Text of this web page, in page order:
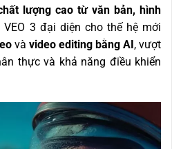
lượng cao từ văn bản, hình
VEO 3 đại diện cho thế hệ mới
và video editing bằng AI, vượt
thực và khả năng điều khiển